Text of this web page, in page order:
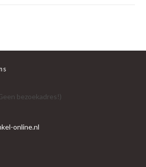
bezoekadres!)
online.nl